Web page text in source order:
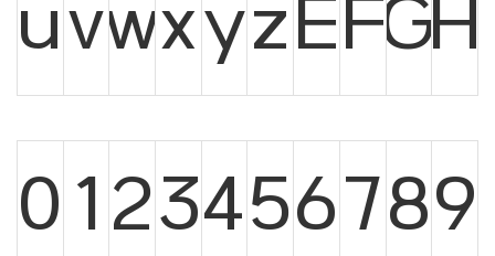
uvwxyz E FGH
0 1 23456789